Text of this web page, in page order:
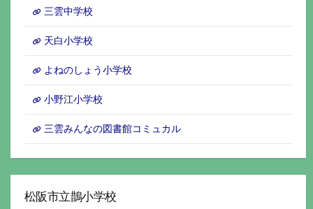
三雲中学校
天白小学校
よねのしょう小学校
小野江小学校
三雲みんなの図書館コミュカル
松阪市立鵲小学校